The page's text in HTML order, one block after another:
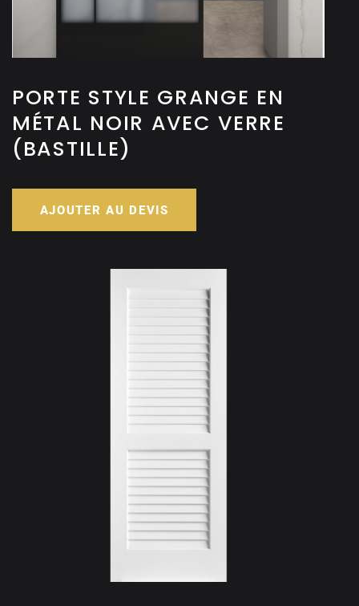
PORTE STYLE GRANGE EN
MÉTAL NOIR AVEC VERRE
(BASTILLE)
AJOUTER AU DEVIS